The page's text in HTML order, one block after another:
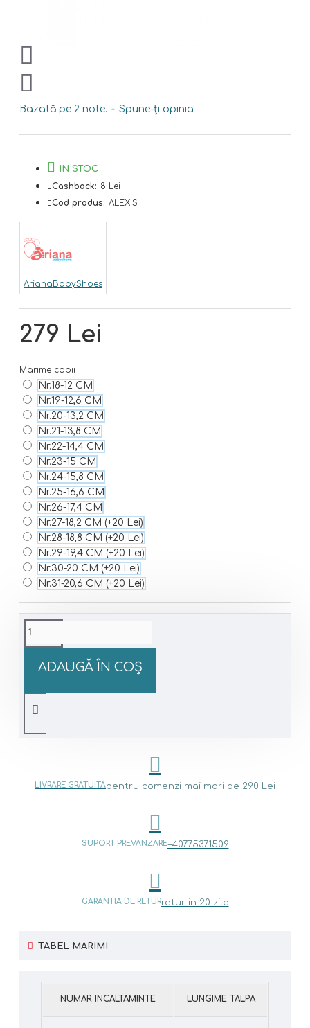
Bazată pe 2 note. - Spune-ţi opinia
279 Lei
IN STOC
Cashback: 8 Lei
Cod produs: ALEXIS
ArianaBabyShoes
Marime copii
Nr.18-12 CM
Nr.19-12,6 CM
Nr.20-13,2 CM
Nr.21-13,8 CM
Nr.22-14,4 CM
Nr.23-15 CM
Nr.24-15,8 CM
Nr.25-16,6 CM
Nr.26-17,4 CM
Nr.27-18,2 CM (+20 Lei)
Nr.28-18,8 CM (+20 Lei)
Nr.29-19,4 CM (+20 Lei)
Nr.30-20 CM (+20 Lei)
Nr.31-20,6 CM (+20 Lei)
ADAUGĂ ÎN COŞ
LIVRARE GRATUITApentru comenzi mai mari de 290 Lei
SUPORT PREVANZARE+40775371509
GARANTIA DE RETURretur in 20 zile
TABEL MARIMI
NUMAR INCALTAMINTE LUNGIME TALPA